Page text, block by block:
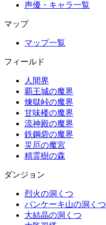
声優・キャラ一覧
マップ
マップ一覧
フィールド
人間界
覇王城の魔界
煉獄峠の魔界
甘味楼の魔界
流神殿の魔界
鉄鋼砦の魔界
災厄の魔宮
精霊樹の森
ダンジョン
烈火の洞くつ
パンケーキ山の洞くつ
大結晶の洞くつ